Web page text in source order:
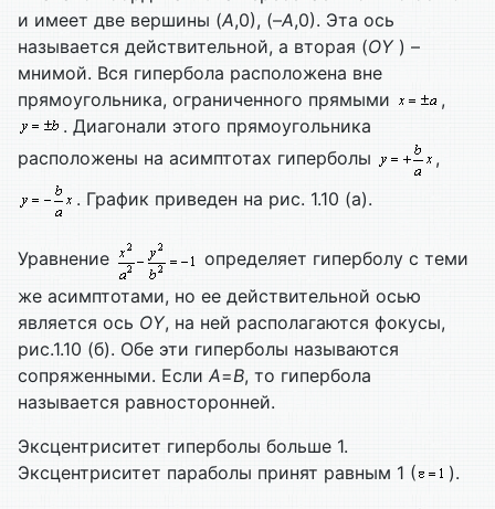
и имеет две вершины (А,0), (–А,0). Эта ось
называется действительной, а вторая (ОY ) –
мнимой. Вся гипербола расположена вне
прямоугольника, ограниченного прямыми
,
. Диагонали этого прямоугольника
расположены на асимптотах гиперболы
,
. График приведен на рис. 1.10 (а).
Уравнение
определяет гиперболу с теми
же асимптотами, но ее действительной осью
является ось ОY, на ней располагаются фокусы,
рис.1.10 (б). Обе эти гиперболы называются
сопряженными. Если А=B, то гипербола
называется равносторонней.
Эксцентриситет гиперболы больше 1.
Эксцентриситет параболы принят равным 1 (
).